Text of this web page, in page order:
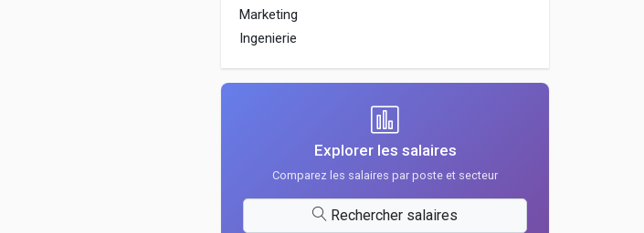
Marketing
Ingenierie
Explorer les salaires
Comparez les salaires par poste et secteur
Rechercher salaires